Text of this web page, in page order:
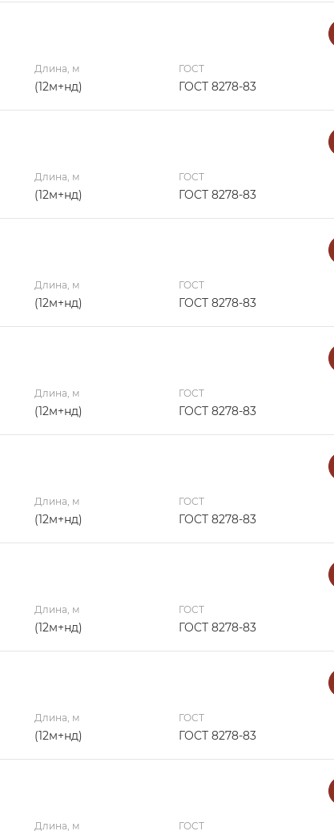
Длина, м
(12м+нд)
ГОСТ
ГОСТ 8278-83
Длина, м
(12м+нд)
ГОСТ
ГОСТ 8278-83
Длина, м
(12м+нд)
ГОСТ
ГОСТ 8278-83
Длина, м
(12м+нд)
ГОСТ
ГОСТ 8278-83
Длина, м
(12м+нд)
ГОСТ
ГОСТ 8278-83
Длина, м
(12м+нд)
ГОСТ
ГОСТ 8278-83
Длина, м
(12м+нд)
ГОСТ
ГОСТ 8278-83
Длина, м ГОСТ